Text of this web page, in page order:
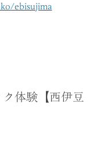
ebisujima
体験【西伊豆